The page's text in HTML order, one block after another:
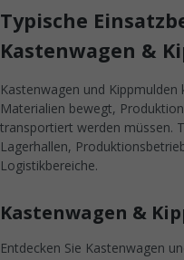
Typische
Kastenwagen &
Kastenwagen und
Materialien bewegt,
transportiert werden müssen.
Lagerhallen,
Logistikbereiche.
Kastenwagen &
Entdecken Sie Kastenwagen